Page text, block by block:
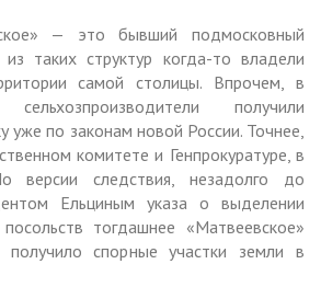
— это бывший подмосковный
таких структур когда-то владели
самой столицы. Впрочем, в
получили
уже по законам новой России. Точнее,
комитете и Генпрокуратуре, в
версии следствия, незадолго до
Ельциным указа о выделении
тогдашнее «Матвеевское»
получило спорные участки земли в